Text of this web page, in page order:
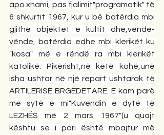
apo xhami, pas fjalimit"programatik" të
6 shkurtit 1967, kur u bë batërdia mbi
gjithë objektet e kultit dhe,vende-
vënde, batërdia edhe mbi klerikët ku
"kosa" më e rëndë ra mbi klerikët
katolikë. Pikërisht,në këtë kohë,unë
isha ushtar në një repart ushtarak të
ARTILERISË BRGEDETARE. E kam parë
me sytë e mi"Kuvendin e dytë të
LEZHËS më 2 mars 1967"(u quajt
kështu se i pari është mbajtur më